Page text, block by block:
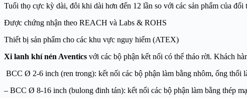
Tuổi thọ cực kỳ dài, đôi khi dài hơn đến 12 lần so với các sản phẩm của đối
Được chứng nhận theo REACH và Labs & ROHS
Thiết bị sản phẩm cho các khu vực nguy hiểm (ATEX)
Xi lanh khí nén Aventics với các bộ phận kết nối có thể tháo rời. Khách
BCC Ø 2-6 inch (ren trong): kết nối các bộ phận làm bằng nhôm, ống thổi
– BCC Ø 8-16 inch (bulong đinh tán): kết nối các bộ phận làm bằng thép